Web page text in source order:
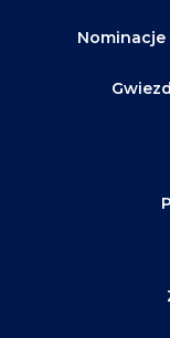
Nominacje